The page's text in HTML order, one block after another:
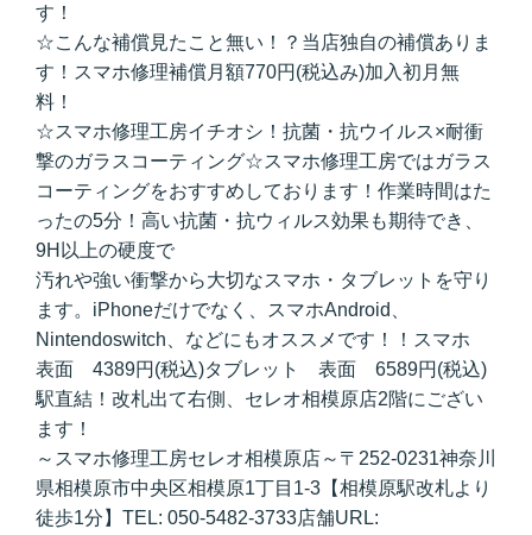
す！
☆こんな補償見たこと無い！？当店独自の補償ありま
す！スマホ修理補償月額770円(税込み)加入初月無
料！
☆スマホ修理工房イチオシ！抗菌・抗ウイルス×耐衝
撃のガラスコーティング☆スマホ修理工房ではガラス
コーティングをおすすめしております！作業時間はた
ったの5分！高い抗菌・抗ウィルス効果も期待でき、
9H以上の硬度で
汚れや強い衝撃から大切なスマホ・タブレットを守り
ます。iPhoneだけでなく、スマホAndroid、
Nintendoswitch、などにもオススメです！！スマホ
表面 4389円(税込)タブレット 表面 6589円(税込)
駅直結！改札出て右側、セレオ相模原店2階にござい
ます！
～スマホ修理工房セレオ相模原店～〒252-0231神奈川
県相模原市中央区相模原1丁目1-3【相模原駅改札より
徒歩1分】TEL: 050-5482-3733店舗URL: